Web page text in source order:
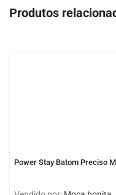
Produtos